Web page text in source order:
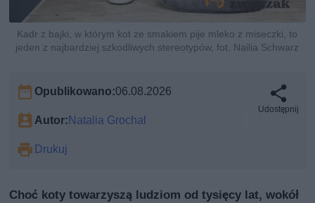
Kadr z bajki, w którym kot ze smakiem pije mleko z miseczki, to
jeden z najbardziej szkodliwych stereotypów, fot. Nailia Schwarz
Opublikowano:06.08.2026
Autor: Natalia Grochal
Drukuj
Udostępnij
Choć koty towarzyszą ludziom od tysięcy lat, wokół